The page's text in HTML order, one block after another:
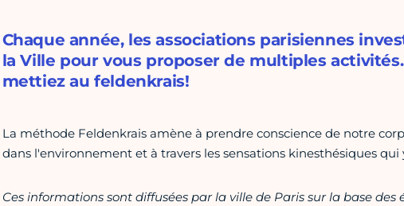
Chaque année, les associations parisiennes
la Ville pour vous proposer de multiples
mettiez au feldenkrais!
La méthode Feldenkrais amène à prendre conscience de notre
dans l'environnement et à travers les sensations kinesthésiques qui
Ces informations sont diffusées par la ville de Paris sur la base